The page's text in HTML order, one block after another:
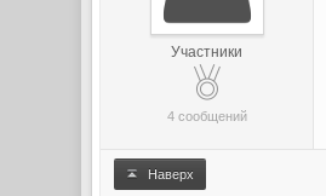
Участники
4 сообщений
Наверх